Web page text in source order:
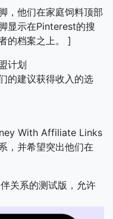
，他们在家庭饲料顶部
显示在Pinterest的搜
的档案之上。 ]
计划
的建议获得收入的选
，并希望突出他们在
关系的测试版，允许